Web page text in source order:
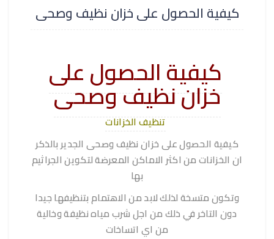
كيفية الحصول على خزان نظيف وصحى
كيفية الحصول على
خزان نظيف وصحى
تنظيف الخزانات
كيفية الحصول على خزان نظيف وصحى الجدير بالذكر
ان الخزانات من اكثر الاماكن المعرضة لتكوين الجراثيم
بها
وتكون متسخة لذلك لابد من الاهتمام بتنظيفها جيدا
دون التاخر في ذلك من اجل شرب مياه نظيفة وخالية
من اي اتساخات